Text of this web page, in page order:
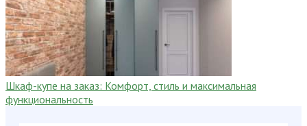
Шкаф-купе на заказ: Комфорт, стиль и максимальная
функциональность